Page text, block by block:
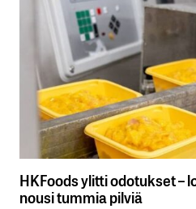
HKFoods ylitti odotukset –
nousi tummia pilviä